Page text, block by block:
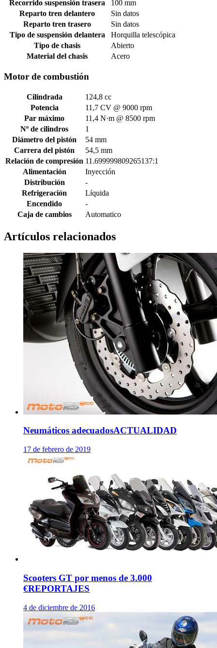
Recorrido suspensión trasera
100 mm
Reparto tren delantero
Sin datos
Reparto tren trasero
Sin datos
Tipo de suspensión delantera
Horquilla telescópica
Tipo de chasis
Abierto
Material del chasis
Acero
Motor de combustión
Cilindrada
124,8 cc
Potencia
11,7 CV @ 9000 rpm
Par máximo
11,4 N·m @ 8500 rpm
Nº de cilindros
1
Diámetro del pistón
54 mm
Carrera del pistón
54,5 mm
Relación de compresión 11.699999809265137:1
Alimentación
Inyección
Distribución
-
Refrigeración
Líquida
Encendido
-
Caja de cambios
Automatico
Artículos relacionados
Neumáticos adecuadosACTUALIDAD
17 de febrero de 2019
Scooters GT por menos de 3.000
€REPORTAJES
4 de diciembre de 2016